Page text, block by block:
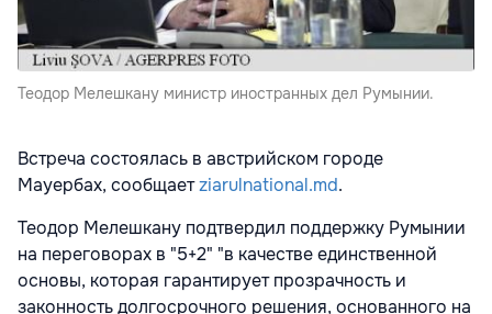
Теодор Мелешкану министр иностранных дел Румынии.
Встреча состоялась в австрийском городе
Мауербах, сообщаетziarulnational.md.
Теодор Мелешкану подтвердил поддержку Румынии
на переговорах в "5+2" "в качестве единственной
основы, которая гарантирует прозрачность и
законность долгосрочного решения, основанного на